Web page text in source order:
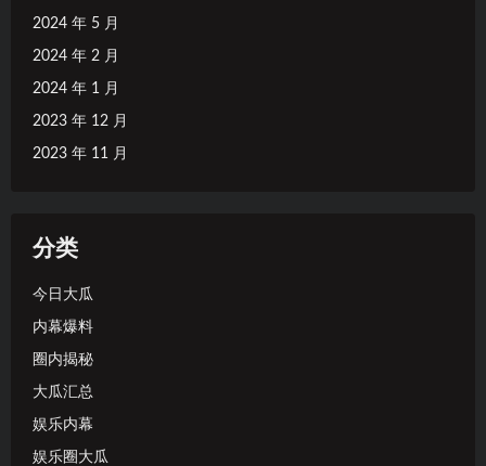
2024 年 5 月
2024 年 2 月
2024 年 1 月
2023 年 12 月
2023 年 11 月
分类
今日大瓜
内幕爆料
圈内揭秘
大瓜汇总
娱乐内幕
娱乐圈大瓜